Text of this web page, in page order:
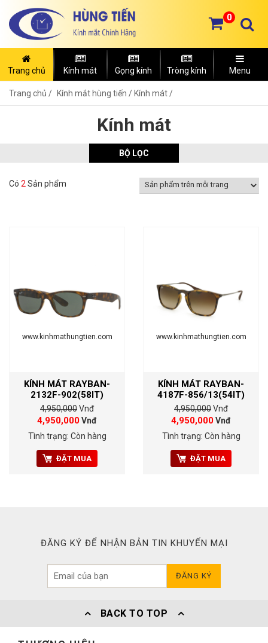
0
Trang chủ Kính mát Gọng kính Tròng kính Menu
Trang chủ Kính mắt hùng tiến / Kính mát /
Kính mát
BỘ LỌC
Có 2 Sản phẩm
www.kinhmathungtien.com
KÍNH MÁT RAYBAN-
2132F-902(58IT)
4,950,000Vnđ
4,950,000Vnđ
Tình trạng: Còn hàng
ĐẶT MUA
www.kinhmathungtien.com
KÍNH MÁT RAYBAN-
4187F-856/13(54IT)
4,950,000Vnđ
4,950,000Vnđ
Tình trạng: Còn hàng
ĐẶT MUA
ĐĂNG KÝ ĐỂ NHẬN BẢN TIN KHUYẾN MẠI
ĐĂNG KÝ
BACK TO TOP